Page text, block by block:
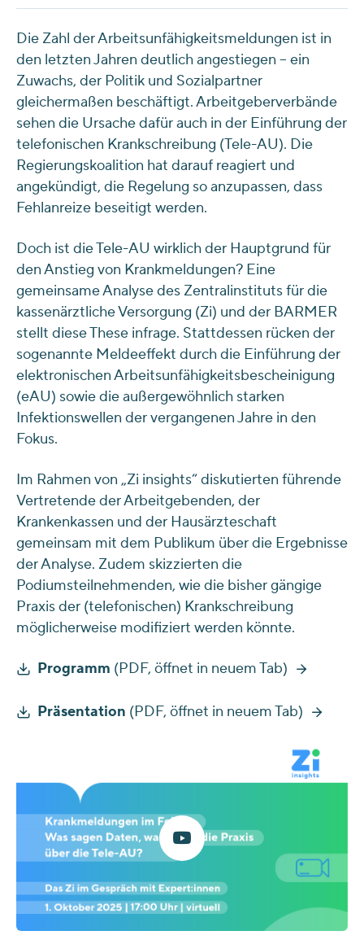
Die Zahl der Arbeitsunfähigkeitsmeldungen ist in
den letzten Jahren deutlich angestiegen – ein
Zuwachs, der Politik und Sozialpartner
gleichermaßen beschäftigt. Arbeitgeberverbände
sehen die Ursache dafür auch in der Einführung der
telefonischen Krankschreibung (Tele-AU). Die
Regierungskoalition hat darauf reagiert und
angekündigt, die Regelung so anzupassen, dass
Fehlanreize beseitigt werden.
Doch ist die Tele-AU wirklich der Hauptgrund für
den Anstieg von Krankmeldungen? Eine
gemeinsame Analyse des Zentralinstituts für die
kassenärztliche Versorgung (Zi) und der BARMER
stellt diese These infrage. Stattdessen rücken der
sogenannte Meldeeffekt durch die Einführung der
elektronischen Arbeitsunfähigkeitsbescheinigung
(eAU) sowie die außergewöhnlich starken
Infektionswellen der vergangenen Jahre in den
Fokus.
Im Rahmen von „Zi insights“ diskutierten führende
Vertretende der Arbeitgebenden, der
Krankenkassen und der Hausärzteschaft
gemeinsam mit dem Publikum über die Ergebnisse
der Analyse. Zudem skizzierten die
Podiumsteilnehmenden, wie die bisher gängige
Praxis der (telefonischen) Krankschreibung
möglicherweise modifiziert werden könnte.
Programm (PDF, öffnet in neuem Tab)
Präsentation (PDF, öffnet in neuem Tab)